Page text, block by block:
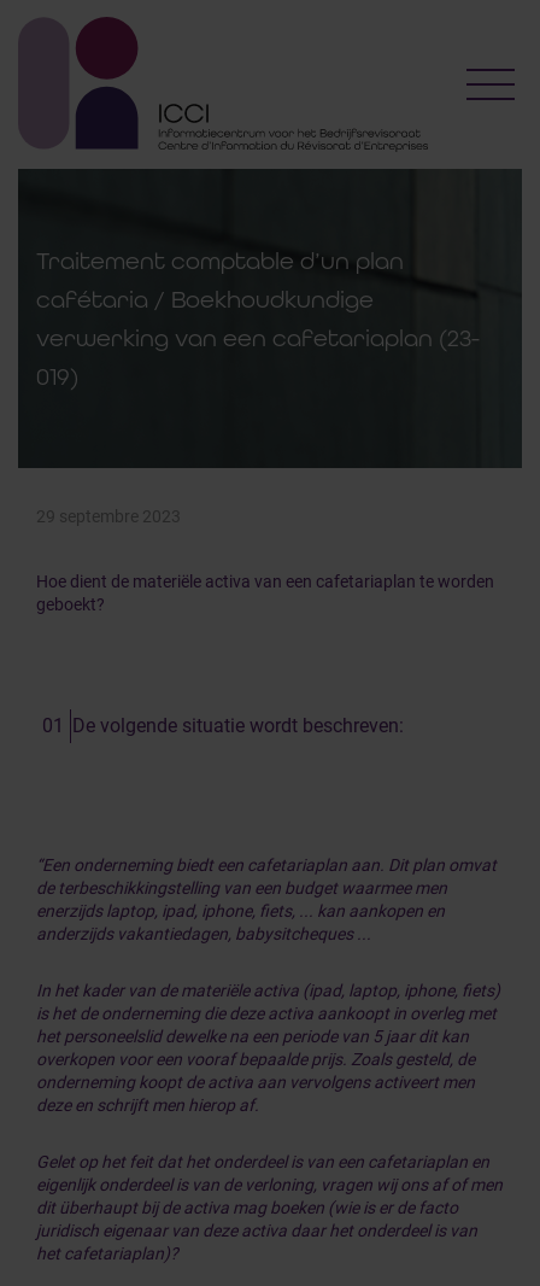
Traitement comptable d’un plan
cafétaria / Boekhoudkundige
verwerking van een cafetariaplan (23-
019)
29 septembre 2023
Hoe dient de materiële activa van een cafetariaplan te worden
geboekt?
De volgende situatie wordt beschreven:
“Een onderneming biedt een cafetariaplan aan. Dit plan omvat
de terbeschikkingstelling van een budget waarmee men
enerzijds laptop, ipad, iphone, fiets, ... kan aankopen en
anderzijds vakantiedagen, babysitcheques ...
In het kader van de materiële activa (ipad, laptop, iphone, fiets)
is het de onderneming die deze activa aankoopt in overleg met
het personeelslid dewelke na een periode van 5 jaar dit kan
overkopen voor een vooraf bepaalde prijs. Zoals gesteld, de
onderneming koopt de activa aan vervolgens activeert men
deze en schrijft men hierop af.
Gelet op het feit dat het onderdeel is van een cafetariaplan en
eigenlijk onderdeel is van de verloning, vragen wij ons af of men
dit überhaupt bij de activa mag boeken (wie is er de facto
juridisch eigenaar van deze activa daar het onderdeel is van
het cafetariaplan)?